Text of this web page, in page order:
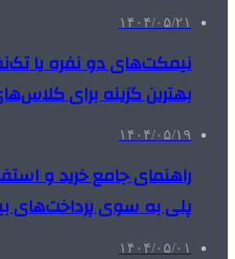
۱۴۰۴/۰۵/۲۱
نیمکت‌های دو نفره یا
بهترین گزینه برای
۱۴۰۴/۰۵/۱۹
راهنمای جامع خرید و
پلی به سوی پرداخت‌های
۱۴۰۴/۰۵/۰۱